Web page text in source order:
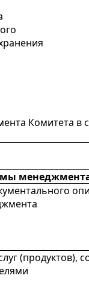
Комитета в
(продуктов),